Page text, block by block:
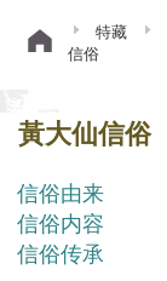
特藏
信俗
黃大仙信俗
信俗由来
信俗内容
信俗传承